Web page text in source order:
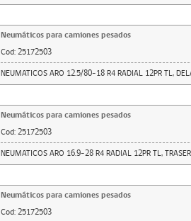
Neumáticos para camiones pesados
Cod: 25172503
NEUMATICOS ARO 12.5/80-18 R4 RADIAL 12PR TL,
Neumáticos para camiones pesados
Cod: 25172503
NEUMATICOS ARO 16.9-28 R4 RADIAL 12PR TL,
Neumáticos para camiones pesados
Cod: 25172503